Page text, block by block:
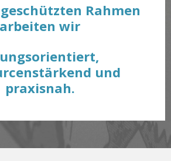
Rahmen
arbeiten wir
und
praxisnah.